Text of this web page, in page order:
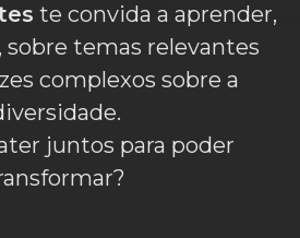
te convida a aprender,
sobre temas relevantes
complexos sobre a
juntos para poder